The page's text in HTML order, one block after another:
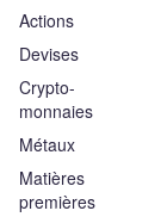
Actions
Devises
Crypto-
monnaies
Métaux
Matières
premières